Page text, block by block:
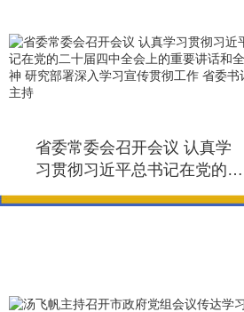
省委常委会召开会议 认真学
习贯彻习近平总书记在党的二
十届四中全会上的重要讲话和